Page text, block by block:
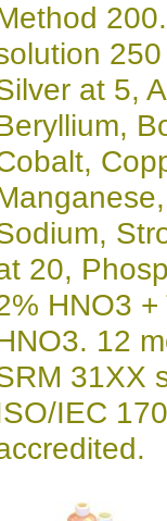
at 5,
20,
HNO3
12
31XX
IEC